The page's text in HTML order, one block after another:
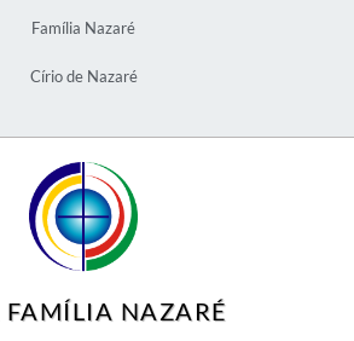
Família Nazaré
Círio de Nazaré
FAMÍLIA NAZARÉ